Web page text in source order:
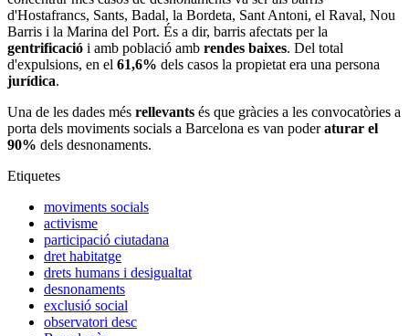
d'Hostafrancs, Sants, Badal, la Bordeta, Sant Antoni, el Raval, Nou
Barris i la Marina del Port. És a dir, barris afectats per la
gentrificació i amb població amb rendes baixes. Del total
d'expulsions, en el 61,6% dels casos la propietat era una persona
jurídica.
Una de les dades més rellevants és que gràcies a les convocatòries a
porta dels moviments socials a Barcelona es van poderaturar el
90% dels desnonaments.
Etiquetes
moviments socials
activisme
participació ciutadana
dret habitatge
drets humans i desigualtat
desnonaments
exclusió social
observatori desc